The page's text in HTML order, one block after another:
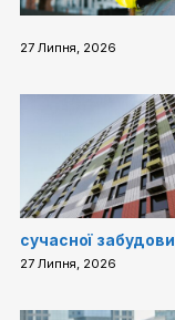
27 Липня, 2026
сучасної забудови
27 Липня, 2026